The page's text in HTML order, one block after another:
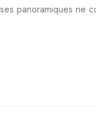
panoramiques ne